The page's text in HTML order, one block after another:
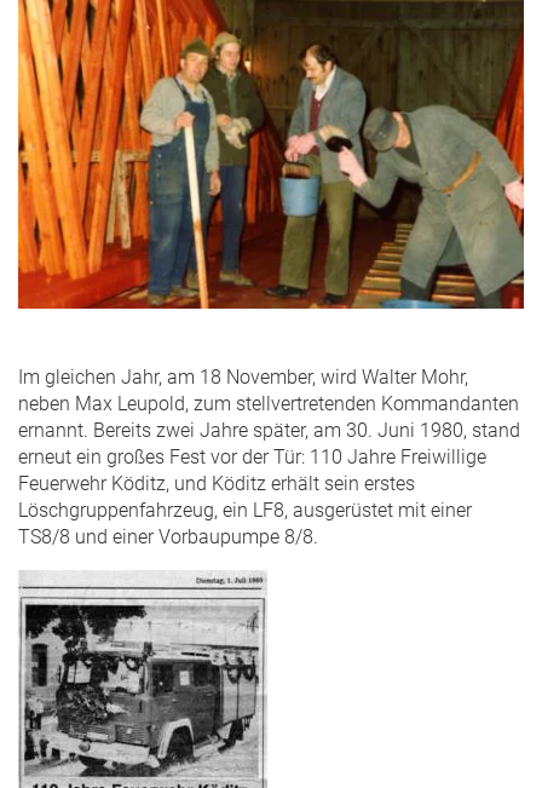
Im gleichen Jahr, am 18 November, wird Walter Mohr,
neben Max Leupold, zum stellvertretenden Kommandanten
ernannt. Bereits zwei Jahre später, am 30. Juni 1980, stand
erneut ein großes Fest vor der Tür: 110 Jahre Freiwillige
Feuerwehr Köditz, und Köditz erhält sein erstes
Löschgruppenfahrzeug, ein LF8, ausgerüstet mit einer
TS8/8 und einer Vorbaupumpe 8/8.